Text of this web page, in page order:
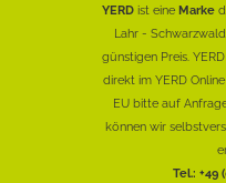
YERD ist eine Marke
Lahr -
günstigen Preis.
direkt im YERD
EU bitte auf
können wir
Tel.: +49